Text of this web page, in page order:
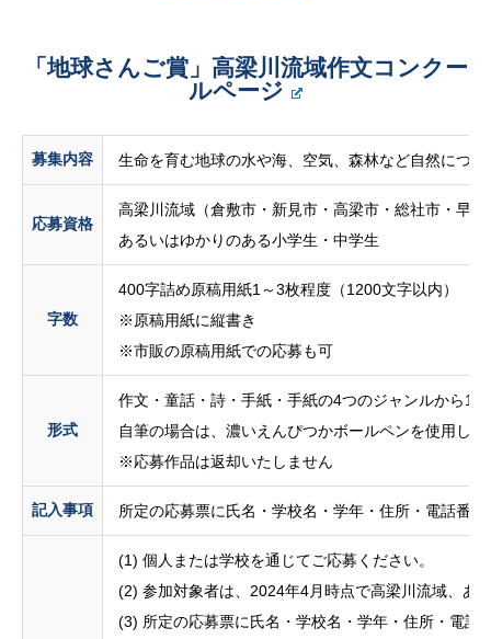
「地球さんご賞」高梁川流域作文コンクー
ルページ
募集内容 生命を育む地球の水や海、空気、森林など自然につ
応募資格
高梁川流域（倉敷市・新見市・高梁市・総社市・早
あるいはゆかりのある小学生・中学生
字数
400字詰め原稿用紙1～3枚程度（1200文字以内）
※原稿用紙に縦書き
※市販の原稿用紙での応募も可
形式
作文・童話・詩・手紙・手紙の4つのジャンルから1
自筆の場合は、濃いえんぴつかボールペンを使用し
※応募作品は返却いたしません
記入事項 所定の応募票に氏名・学校名・学年・住所・電話番
(1) 個人または学校を通じてご応募ください。
(2) 参加対象者は、2024年4月時点で高梁川流域、あ
(3) 所定の応募票に氏名・学校名・学年・住所・電話